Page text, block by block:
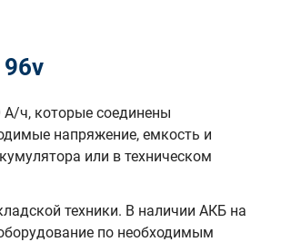
А/ч, которые соединены
напряжение, емкость и
или в техническом
техники. В наличии АКБ на
по необходимым